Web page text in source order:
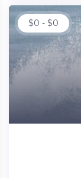
$0 - $0